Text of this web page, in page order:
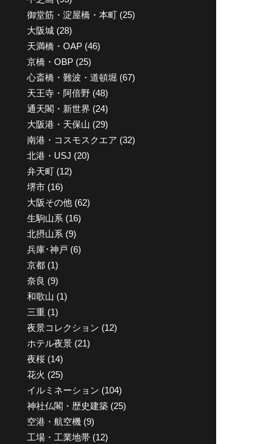
御堂筋・淀屋橋・本町 (25)
大阪城 (28)
天満橋・OAP (46)
京橋・OBP (25)
心斎橋・難波・道頓堀 (67)
天王寺・阿倍野 (48)
通天閣・新世界 (24)
大阪港・天保山 (29)
南港・コスモスクエア (32)
北港・USJ (20)
弁天町 (12)
堺市 (16)
大阪その他 (62)
生駒山系 (16)
北摂山系 (9)
兵庫･神戸 (6)
京都 (1)
奈良 (9)
和歌山 (1)
三重 (1)
夜景コレクション (12)
ホテル夜景 (21)
夜桜 (14)
花火 (25)
イルミネーション (104)
神社仏閣・歴史建築 (25)
空港・航空機 (9)
工場・工業地帯 (12)